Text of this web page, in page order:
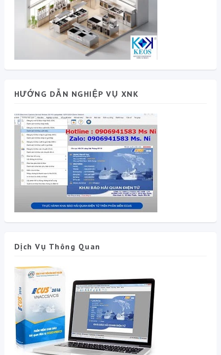
HƯỚNG DẪN NGHIỆP VỤ XNK
Dịch Vụ Thông Quan